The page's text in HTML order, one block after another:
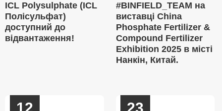
ICL Polysulphate (ICL
Полісульфат)
доступний до
відвантаження!
#BINFIELD_TEAM на
виставці China
Phosphate Fertilizer &
Compound Fertilizer
Exhibition 2025 в місті
Нанкін, Китай.